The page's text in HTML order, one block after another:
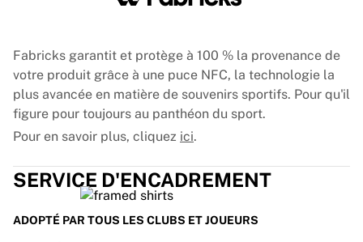
Autre
Glory Kickboxing
Team Liquid
Fonctionnement
Encardez votre maillot
Ma collection
Fabricks garantit et protège à 100 % la provenance de
votre produit grâce à une puce NFC, la technologie la
plus avancée en matière de souvenirs sportifs. Pour qu'il
figure pour toujours au panthéon du sport.
Pour en savoir plus, cliquez ici.
SERVICE D'ENCADREMENT
ADOPTÉ PAR TOUS LES CLUBS ET JOUEURS